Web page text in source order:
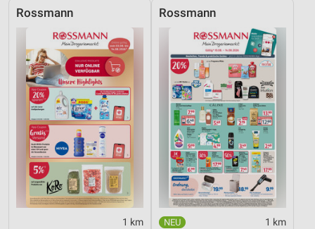
Rossmann
1 km
Rossmann
1 km
Erstellung von Profilen zur Personalisierung
von Inhalten
Verwendung von Profilen zur Auswahl
personalisierter Inhalte
Messung der Werbeleistung
Messung der Performance von Inhalten
Analyse von Zielgruppen durch Statistiken oder
Kombinationen von Daten aus verschiedenen
Quellen
Entwicklung und Verbesserung der Angebote